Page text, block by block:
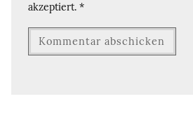
akzeptiert. *